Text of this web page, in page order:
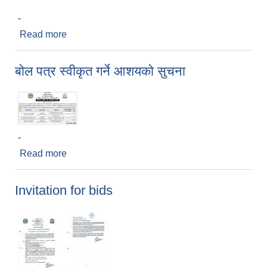
-
Read more
बोल पत्र स्वीकृत गर्ने आशयको सुचना
-
Read more
Invitation for bids